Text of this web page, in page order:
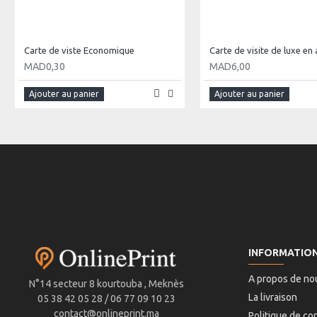
Carte de viste Economique
MAD0,30
Ajouter au panier
MAD6,00
Ajouter au panier
N°14 secteur 8 kourtouba , Meknès
05 38 42 05 28 / 06 77 09 10 23
contact@onlineprint.ma
A propos de
La livraison